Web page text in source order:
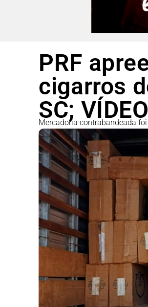
PRF
cigarros
SC; VÍDEO
Mercadoria contrabandeada